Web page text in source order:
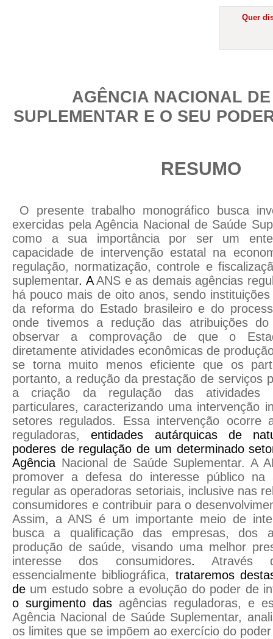
Quer
AGÊNCIA NACIONAL
SUPLEMENTAR E O SEU
RESUMO
O presente trabalho monográfico busca
exercidas pela Agência Nacional de Saúde
como a sua importância por ser um ente
capacidade de intervenção estatal na
regulação, normatização, controle e
suplementar. AANS e as demais agências
há pouco mais de oito anos, sendo
da reforma do Estado brasileiro e do
onde tivemos a redução das atribuições
observar a comprovação de que o
diretamente atividades econômicas de
se torna muito menos eficiente que os
portanto, a redução da prestação de serviços
a criação da regulação das atividades
particulares, caracterizando uma intervenção
setores regulados. Essa intervenção ocorre
reguladoras,entidades autárquicas de
poderes de regulação de um determinado
Agência Nacional de Saúde Suplementar. A
promover a defesa do interesse público na
regular as operadoras setoriais, inclusive nas
consumidores e contribuir para o
Assim, a ANS é um importante meio de
busca a qualificação das empresas, dos
produção de saúde, visando uma melhor
interesse dos consumidores.Através
essencialmente bibliográfica, trataremos
de um estudo sobre a evolução do poder de
o surgimento das agências reguladoras, e
Agência Nacional de Saúde Suplementar,
os limites que se impõem ao exercício do